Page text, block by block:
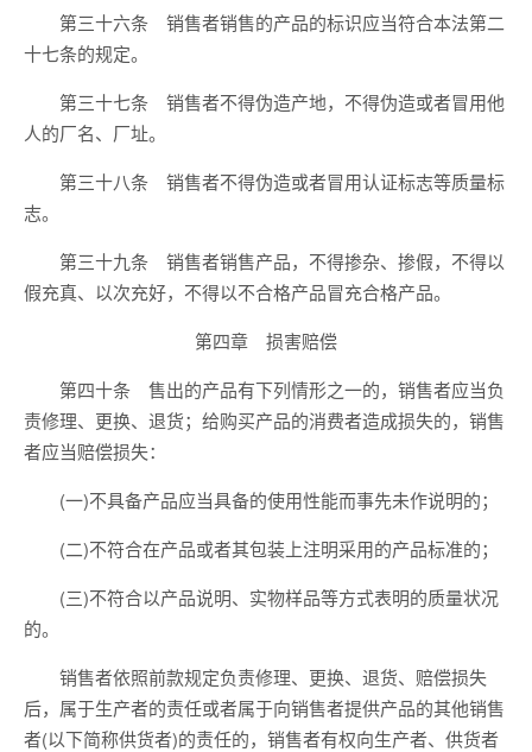
第三十六条 销售者销售的产品的标识应当符合本法第二
十七条的规定。
第三十七条 销售者不得伪造产地，不得伪造或者冒用他
人的厂名、厂址。
第三十八条 销售者不得伪造或者冒用认证标志等质量标
志。
第三十九条 销售者销售产品，不得掺杂、掺假，不得以
假充真、以次充好，不得以不合格产品冒充合格产品。
第四章 损害赔偿
第四十条 售出的产品有下列情形之一的，销售者应当负
责修理、更换、退货；给购买产品的消费者造成损失的，销售
者应当赔偿损失：
(一)不具备产品应当具备的使用性能而事先未作说明的；
(二)不符合在产品或者其包装上注明采用的产品标准的；
(三)不符合以产品说明、实物样品等方式表明的质量状况
的。
销售者依照前款规定负责修理、更换、退货、赔偿损失
后，属于生产者的责任或者属于向销售者提供产品的其他销售
者(以下简称供货者)的责任的，销售者有权向生产者、供货者